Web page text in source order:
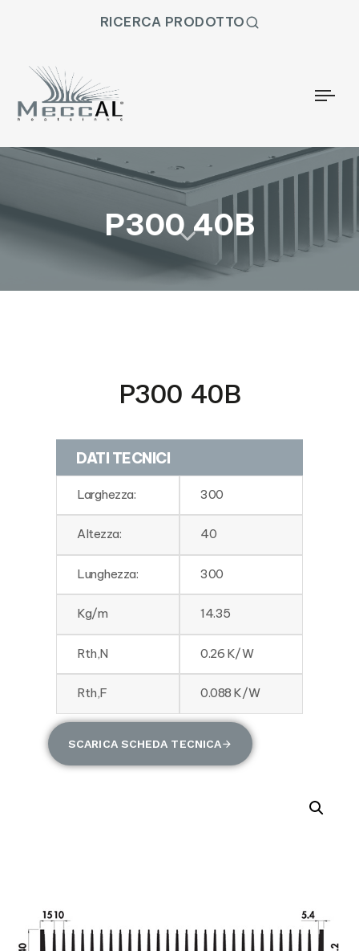
RICERCA PRODOTTO
P300 40B
P300 40B
DATI TECNICI
Larghezza: 300
Altezza: 40
Lunghezza: 300
Kg/m 14.35
Rth,N 0.26 K/W
Rth,F 0.088 K/W
SCARICA SCHEDA TECNICA